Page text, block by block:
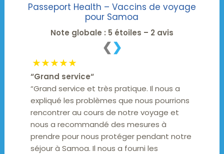
Passeport Health – Vaccins de voyage
pour Samoa
Note globale : 5 étoiles – 2 avis
❮❯
★★★★★
“Grand service“
“Grand service et très pratique. Il nous a
expliqué les problèmes que nous pourrions
rencontrer au cours de notre voyage et
nous a recommandé des mesures à
prendre pour nous protéger pendant notre
séjour à Samoa. Il nous a fourni les